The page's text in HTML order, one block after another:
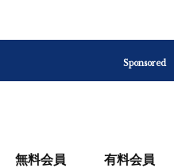
Sponsored
無料会員 有料会員